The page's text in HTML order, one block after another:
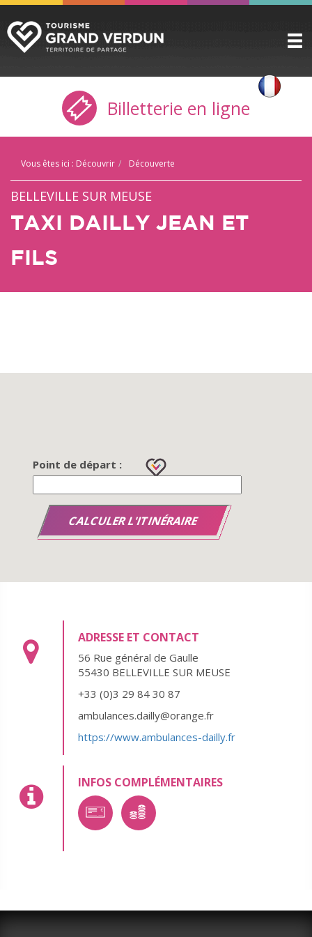
DÉCOUVRIR
A VOIR / A FAIRE
INFOS PRATIQUES
SERVICE GROUPES
ESPACE PRO
BILLETTERIE
Billetterie en ligne
Vous êtes ici : Découvrir Découverte
BELLEVILLE SUR MEUSE
TAXI DAILLY JEAN ET
FILS
Point de départ :
ADRESSE ET CONTACT
56 Rue général de Gaulle
55430 BELLEVILLE SUR MEUSE
+33 (0)3 29 84 30 87
ambulances.dailly@orange.fr
https://www.ambulances-dailly.fr
INFOS COMPLÉMENTAIRES